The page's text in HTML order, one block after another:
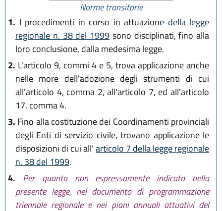
Norme transitorie
1. I procedimenti in corso in attuazione della legge
regionale n. 38 del 1999 sono disciplinati, fino alla
loro conclusione, dalla medesima legge.
2. L'articolo 9, commi 4 e 5, trova applicazione anche
nelle more dell'adozione degli strumenti di cui
all'articolo 4, comma 2, all'articolo 7, ed all'articolo
17, comma 4.
3. Fino alla costituzione dei Coordinamenti provinciali
degli Enti di servizio civile, trovano applicazione le
disposizioni di cui all'articolo 7 della legge regionale
n. 38 del 1999.
4.
Per quanto non espressamente indicato nella
presente legge, nel documento di programmazione
triennale regionale e nei piani annuali attuativi del